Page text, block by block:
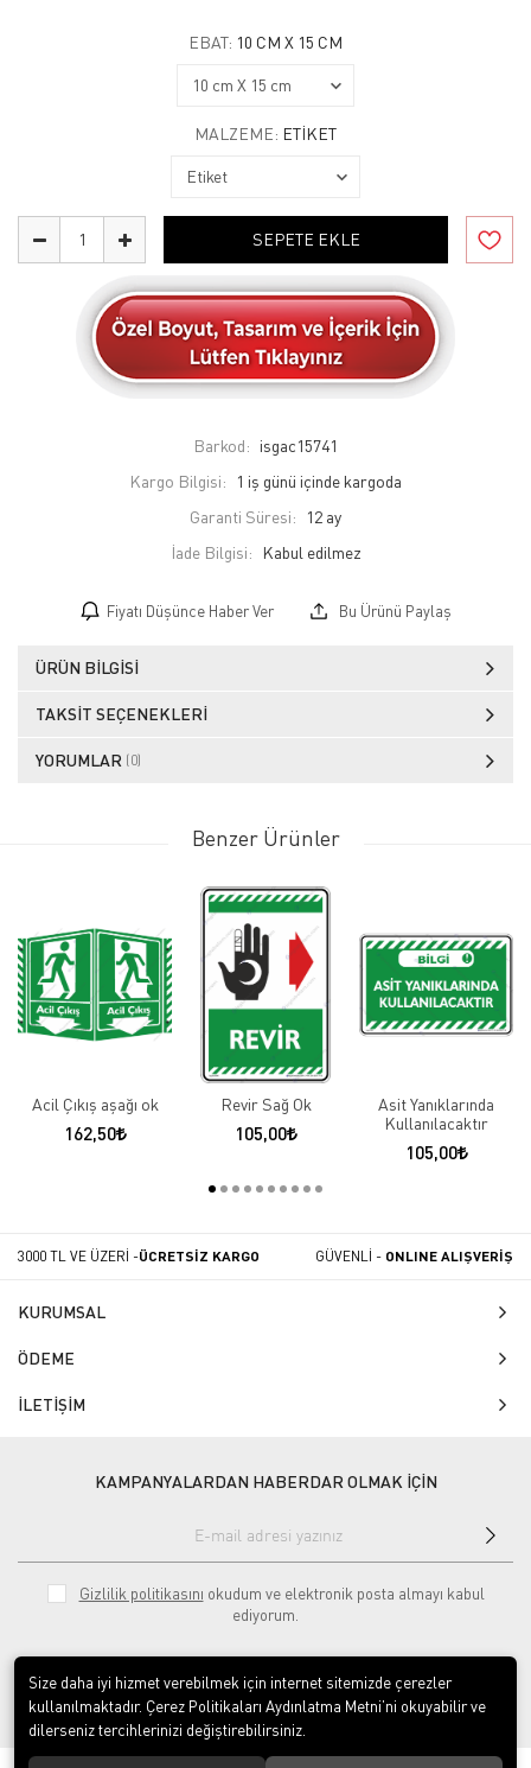
EBAT: 10 CM X 15 CM
MALZEME: ETIKET
SEPETE EKLE
Barkod: isgac15741
Kargo Bilgisi:
1 iş günü içinde kargoda
Garanti Süresi:
12 ay
İade Bilgisi:
Fiyatı Düşünce Haber Ver Bu Ürünü Paylaş
ÜRÜN BILGISI
TAKSIT SEÇENEKLERI
YORUMLAR (0)
Benzer Ürünler
Acil Çıkış aşağı ok
162,50
Revir Sağ Ok
105,00
Asit Yanıklarında
Kullanılacaktır
105,00
3000 TL VE ÜZERİ -ÜCRETSİZ KARGO GÜVENLİ - ONLINE ALIŞVERİŞ
KURUMSAL
ÖDEME
İLETİŞİM
KAMPANYALARDAN HABERDAR OLMAK İÇİN
Gizlilik politikasını okudum ve elektronik posta almayı kabul
ediyorum.
Size daha iyi hizmet verebilmek için internet sitemizde çerezler
kullanılmaktadır. Çerez Politikaları Aydınlatma Metni’ni okuyabilir ve
dilerseniz tercihlerinizi değiştirebilirsiniz.